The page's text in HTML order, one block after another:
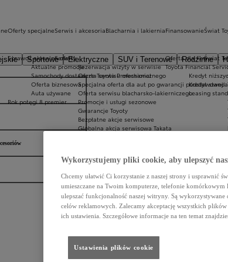
Sportowe Elektryczne SUV i Terenowe Rodzinne
Oferty specjalne
Sprawdź aktualne oferty
Aktualne promocje
Samochody dostawcze Toyota Professional
Oferta biznesowa
Auta używane
Rok potęgi 8 premier
Serwis i akcesoria
Serwis
Rezerwacja wizyty w serwisie
Oferta serwisu mechanicznego
Specjalna oferta dla aut po gwarancji podstawowej
Oferta serwisu blacharsko-lakierniczego
Promocje i usługi sezonowe
Gwarancje Toyoty
Bezpłatne akcje serwisowe
Globalna akcja serwisowa Takata
Blacharnia i lakierniaFinansowanie
Oferta dla firm
Toyota Financial
Kredyt
Kredyt
Leasing
Świat
Świat
Wykorzystujemy pliki cookie, aby ulepszyć
Chcemy ułatwić Ci korzystanie z naszej strony i usprawnić
umieszczane na Twoim komputerze, telefonie
ulepszać funkcjonalność naszej witryny. Są wykorzystywane
celów reklamowych. Zalecamy akceptację wszystkich
ich ustawienia. Szczegółowe informacje na ten temat
Ustawienia plików cookie